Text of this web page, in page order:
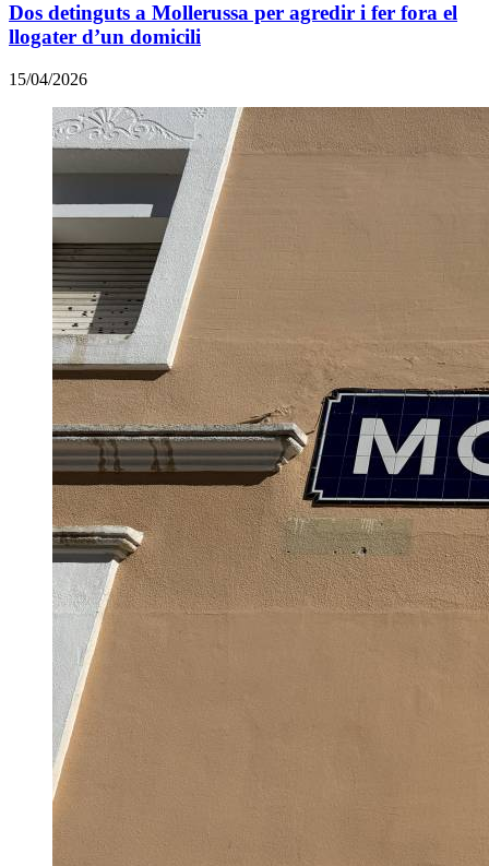
Dos detinguts a Mollerussa per agredir i fer fora el
llogater d’un domicili
15/04/2026